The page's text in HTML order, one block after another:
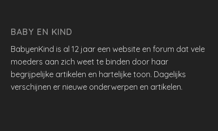
BABY EN KIND
BabyenKind is al 12 jaar een website en forum dat vele
moeders aan zich weet te binden door haar
begrijpelijke artikelen en hartelijke toon. Dagelijks
verschijnen er nieuwe onderwerpen en artikelen.